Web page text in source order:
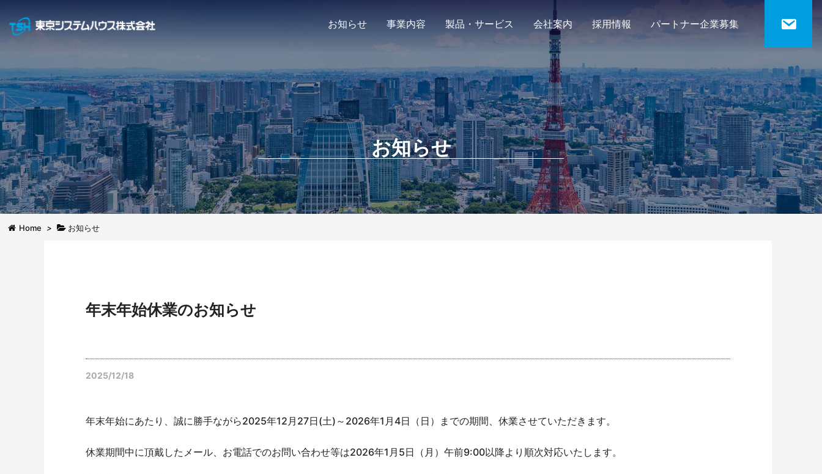
お知らせ 事業内容 製品・サービス 会社案内 採用情報 パートナー企業募集
Home > お知らせ
年末年始休業のお知らせ
2025/12/18
お知らせ
年末年始にあたり、誠に勝手ながら2025年12月27日(土)～2026年1月4日（日）までの期間、休業させていただきます。
休業期間中に頂戴したメール、お電話でのお問い合わせ等は2026年1月5日（月）午前9:00以降より順次対応いたします。